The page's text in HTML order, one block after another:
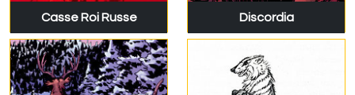
Casse Roi Russe Discordia